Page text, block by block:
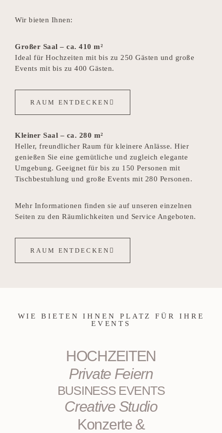
Wir bieten Ihnen:
Großer Saal – ca. 410 m²
Ideal für Hochzeiten mit bis zu 250 Gästen und große
Events mit bis zu 400 Gästen.
RAUM ENTDECKEN
Kleiner Saal – ca. 280 m²
Heller, freundlicher Raum für kleinere Anlässe. Hier
genießen Sie eine gemütliche und zugleich elegante
Umgebung. Geeignet für bis zu 150 Personen mit
Tischbestuhlung und große Events mit 280 Personen.
Mehr Informationen finden sie auf unseren einzelnen
Seiten zu den Räumlichkeiten und Service Angeboten.
RAUM ENTDECKEN
WIE BIETEN IHNEN PLATZ FÜR IHRE
EVENTS
HOCHZEITEN
Private Feiern
BUSINESS EVENTS
Creative Studio
Konzerte &